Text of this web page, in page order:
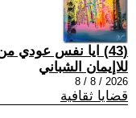
(43) ايا نفس عودي من كتاب(انثى من زمن آخر)
للاإيمان الشباني
2026 / 8 / 8
قضايا ثقافية